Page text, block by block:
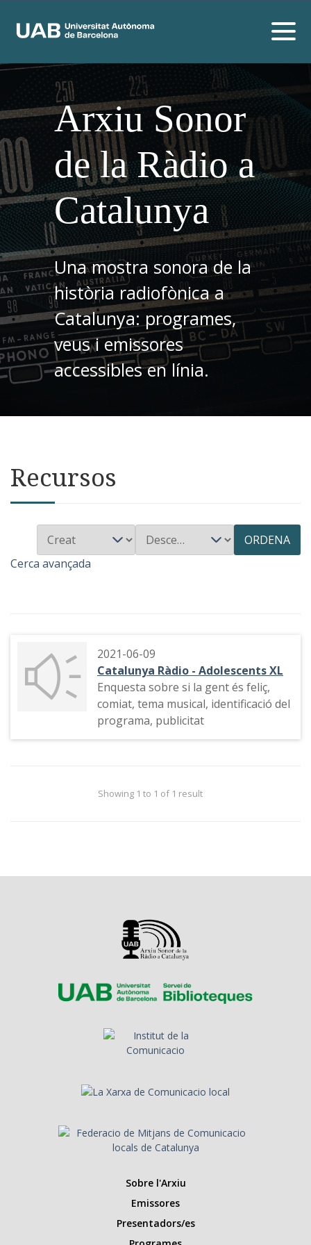
Arxiu Sonor
de la Ràdio a
Catalunya
Una mostra sonora de la
història radiofònica a
Catalunya: programes,
veus i emissores
accessibles en línia.
Recursos
ORDENA
Cerca avançada
2021-06-09
Catalunya Ràdio - Adolescents XL
Enquesta sobre si la gent és feliç,
comiat, tema musical, identificació del
programa, publicitat
Showing 1 to 1 of 1 result
Sobre l'Arxiu
Emissores
Presentadors/es